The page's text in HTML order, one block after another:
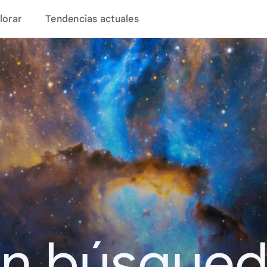
Tendencias actuales